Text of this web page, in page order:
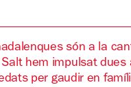
són a la
hem impulsat dues
per gaudir en